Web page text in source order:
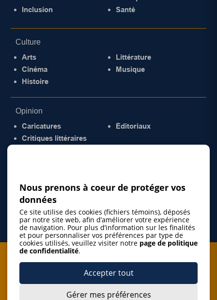
Inclusion
Santé
Culture
Arts
Cinéma
Histoire
Littérature
Musique
Opinion
Caricatures
Critiques littéraires
Éditoriaux
Je m'abonne à l'infolettre
Nous prenons à coeur de protéger vos
données
Ce site utilise des cookies (fichiers témoins), déposés
par notre site web, afin d’améliorer votre expérience
de navigation. Pour plus d’information sur les finalités
et pour personnaliser vos préférences par type de
cookies utilisés, veuillez visiter notre page de politique
de confidentialité.
Accepter tout
Gérer mes préférences